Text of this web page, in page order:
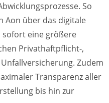
So
Aon über das digitale
sofort eine größere
Privathaftpflicht-,
Zudem
Transparenz aller
bis hin zur